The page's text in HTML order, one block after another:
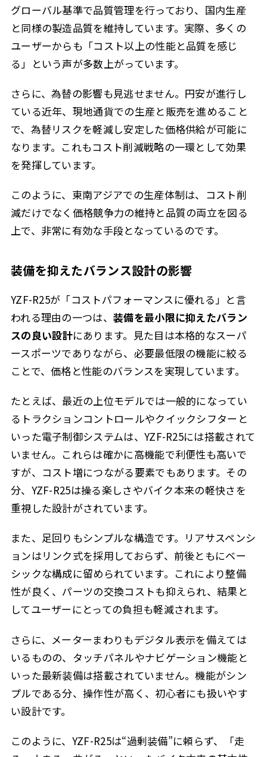
グローバル基準で品質管理を行っており、国内生産
と同様の製造品質を維持しています。実際、多くの
ユーザーからも「コスト以上の性能と品質を感じ
る」という声が多数上がっています。
さらに、為替の影響も見逃せません。円安が進行し
ている近年、現地通貨での生産と販売を進めること
で、為替リスクを軽減し安定した価格供給が可能に
なります。これもコスト削減戦略の一環として効果
を発揮しています。
このように、東南アジアでの生産体制は、コスト削
減だけでなく価格競争力の維持と品質の両立を図る
上で、非常に有効な手段となっているのです。
装備を抑えたバランス設計の影響
YZF-R25が「コストパフォーマンスに優れる」と言
われる理由の一つは、 装備を最小限に抑えたバラン
スの良い設計にあります。見た目は本格的なスーパ
ースポーツでありながら、必要最低限の機能に絞る
ことで、価格と性能のバランスを実現しています。
たとえば、最近の上位モデルでは一般的になってい
るトラクションコントロールやクイックシフターと
いった電子制御システムは、YZF-R25には搭載されて
いません。これらは確かに高機能で利便性も高いで
すが、コスト増につながる要素でもあります。その
分、YZF-R25は操る楽しさやバイク本来の軽快さを
重視した設計がされています。
また、足回りもシンプルな構造です。リアサスペンシ
ョンはリンク式を採用しておらず、前後ともにベー
シックな構成に留められています。これにより整備
性が良く、パーツの交換コストも抑えられ、結果と
してユーザーにとっての負担も軽減されます。
さらに、メーターまわりもデジタル表示を備えては
いるものの、タッチパネルやナビゲーション機能と
いった最新装備は搭載されていません。機能がシン
プルである分、操作性が高く、初心者にも扱いやす
い設計です。
このように、YZF-R25は“過剰装備”に頼らず、「走